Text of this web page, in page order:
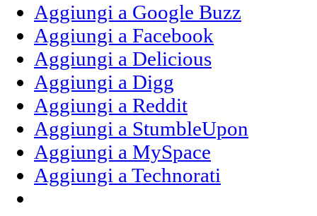
Aggiungi a Google Buzz
Aggiungi a Facebook
Aggiungi a Delicious
Aggiungi a Digg
Aggiungi a Reddit
Aggiungi a StumbleUpon
Aggiungi a MySpace
Aggiungi a Technorati